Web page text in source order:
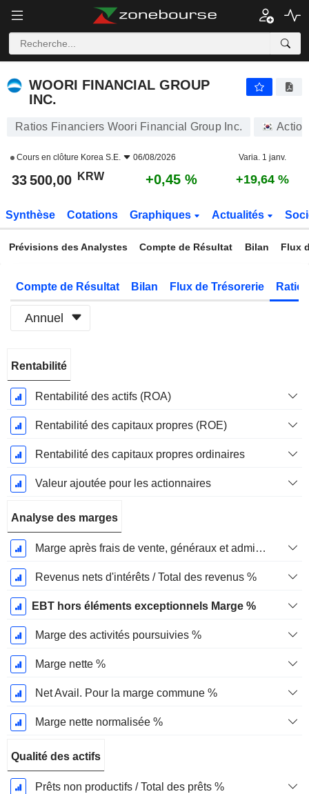
WOORI FINANCIAL GROUP
INC.
Ratios Financiers Woori Financial Group Inc.
Cours en clôture Korea S.E. 06/08/2026 Varia. 1 janv.
33 500,00 KRW +0,45 % +19,64 %
Synthèse Cotations Graphiques Actualités
Prévisions des Analystes Compte de Résultat Bilan Flux
Compte de Résultat Bilan Flux de Trésorerie
Annuel
Fiscale:
Décembre
Rentabilité
Rentabilité des actifs (ROA)
Rentabilité des capitaux propres (ROE)
Rentabilité des capitaux propres ordinaires
Valeur ajoutée pour les actionnaires
Analyse des marges
Marge après frais de vente, généraux et administratifs %
Revenus nets d'intérêts / Total des revenus %
EBT hors éléments exceptionnels Marge %
Marge des activités poursuivies %
Marge nette %
Net Avail. Pour la marge commune %
Marge nette normalisée %
Qualité des actifs
Prêts non productifs / Total des prêts %